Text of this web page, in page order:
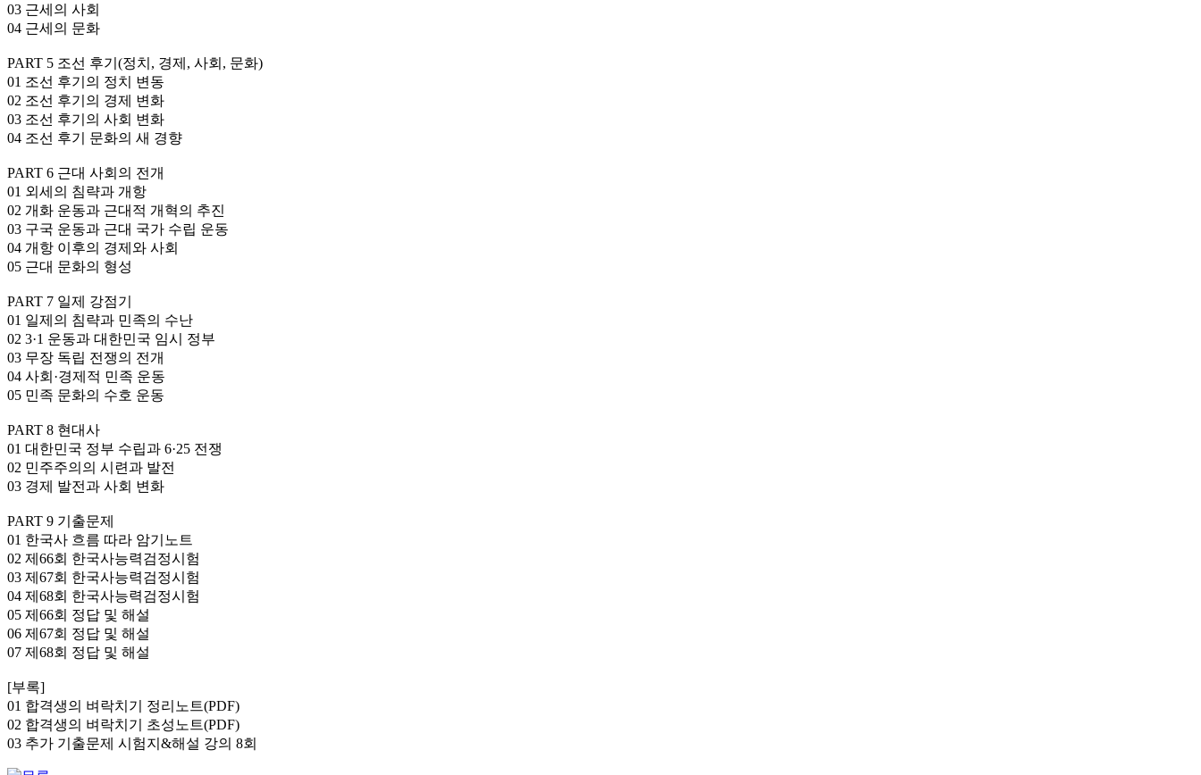
03 근세의 사회
04 근세의 문화
PART 5 조선 후기(정치, 경제, 사회, 문화)
01 조선 후기의 정치 변동
02 조선 후기의 경제 변화
03 조선 후기의 사회 변화
04 조선 후기 문화의 새 경향
PART 6 근대 사회의 전개
01 외세의 침략과 개항
02 개화 운동과 근대적 개혁의 추진
03 구국 운동과 근대 국가 수립 운동
04 개항 이후의 경제와 사회
05 근대 문화의 형성
PART 7 일제 강점기
01 일제의 침략과 민족의 수난
02 3·1 운동과 대한민국 임시 정부
03 무장 독립 전쟁의 전개
04 사회·경제적 민족 운동
05 민족 문화의 수호 운동
PART 8 현대사
01 대한민국 정부 수립과 6·25 전쟁
02 민주주의의 시련과 발전
03 경제 발전과 사회 변화
PART 9 기출문제
01 한국사 흐름 따라 암기노트
02 제66회 한국사능력검정시험
03 제67회 한국사능력검정시험
04 제68회 한국사능력검정시험
05 제66회 정답 및 해설
06 제67회 정답 및 해설
07 제68회 정답 및 해설
[부록]
01 합격생의 벼락치기 정리노트(PDF)
02 합격생의 벼락치기 초성노트(PDF)
03 추가 기출문제 시험지&해설 강의 8회